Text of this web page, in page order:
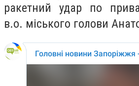
ракетний удар по
в.о. міського голови